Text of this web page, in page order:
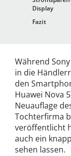
Display
Fazit
Während
in die
den
Huawei Nova
Neuauflage
Tochterfirma
veröffentlicht
auch ein
sehen lassen.